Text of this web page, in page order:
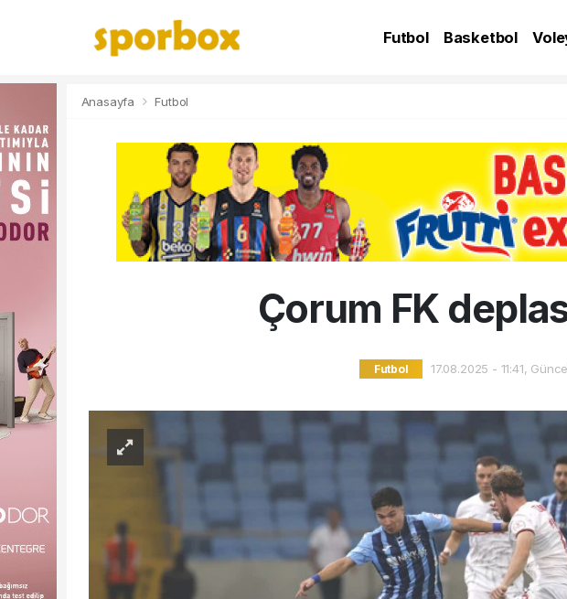
Futbol Basketbol
Anasayfa Futbol
Çorum FK
Futbol 17.08.2025 - 11:41,